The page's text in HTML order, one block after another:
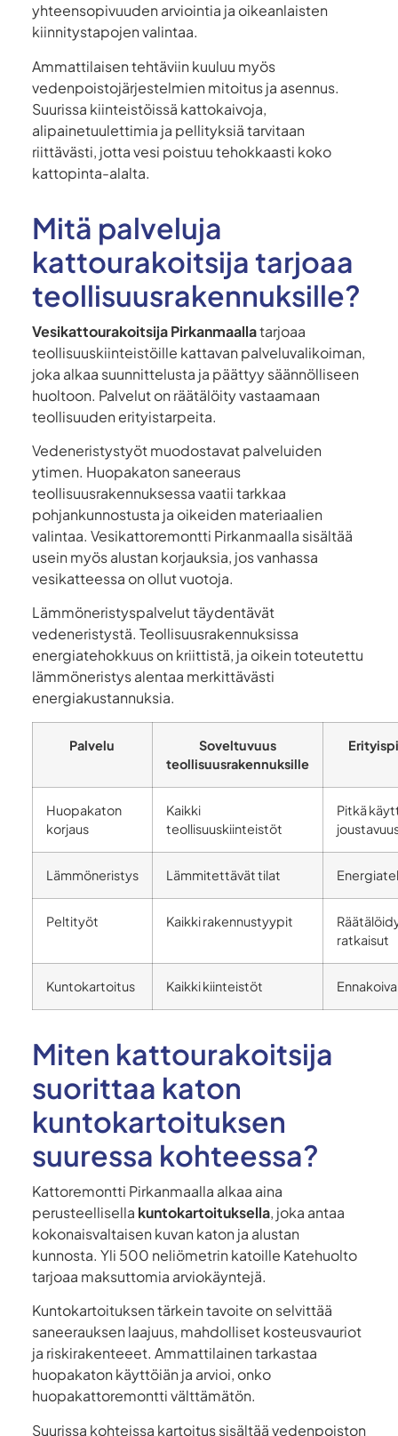
yhteensopivuuden arviointia ja oikeanlaisten
kiinnitystapojen valintaa.
Ammattilaisen tehtäviin kuuluu myös
vedenpoistojärjestelmien mitoitus ja asennus.
Suurissa kiinteistöissä kattokaivoja,
alipainetuulettimia ja pellityksiä tarvitaan
riittävästi, jotta vesi poistuu tehokkaasti koko
kattopinta-alalta.
Mitä palveluja
kattourakoitsija tarjoaa
teollisuusrakennuksille?
Vesikattourakoitsija Pirkanmaallatarjoaa
teollisuuskiinteistöille kattavan palveluvalikoiman,
joka alkaa suunnittelusta ja päättyy säännölliseen
huoltoon. Palvelut on räätälöity vastaamaan
teollisuuden erityistarpeita.
Vedeneristystyöt muodostavat palveluiden
ytimen. Huopakaton saneeraus
teollisuusrakennuksessa vaatii tarkkaa
pohjankunnostusta ja oikeiden materiaalien
valintaa. Vesikattoremontti Pirkanmaalla sisältää
usein myös alustan korjauksia, jos vanhassa
vesikatteessa on ollut vuotoja.
Lämmöneristyspalvelut täydentävät
vedeneristystä. Teollisuusrakennuksissa
energiatehokkuus on kriittistä, ja oikein toteutettu
lämmöneristys alentaa merkittävästi
energiakustannuksia.
Palvelu
Soveltuvuus
teollisuusrakennuksille
Huopakaton
korjaus
Kaikki
teollisuuskiinteistöt
Pitkä
Lämmöneristys Lämmitettävät tilat
Peltityöt Kaikki rakennustyypit
ratkaisut
Kuntokartoitus Kaikki kiinteistöt
Miten kattourakoitsija
suorittaa katon
kuntokartoituksen
suuressa kohteessa?
Kattoremontti Pirkanmaalla alkaa aina
perusteellisella kuntokartoituksella, joka antaa
kokonaisvaltaisen kuvan katon ja alustan
kunnosta. Yli 500 neliömetrin katoille Katehuolto
tarjoaa maksuttomia arviokäyntejä.
Kuntokartoituksen tärkein tavoite on selvittää
saneerauksen laajuus, mahdolliset kosteusvauriot
ja riskirakenteeet. Ammattilainen tarkastaa
huopakaton käyttöiän ja arvioi, onko
huopakattoremontti välttämätön.
Suurissa kohteissa kartoitus sisältää vedenpoiston